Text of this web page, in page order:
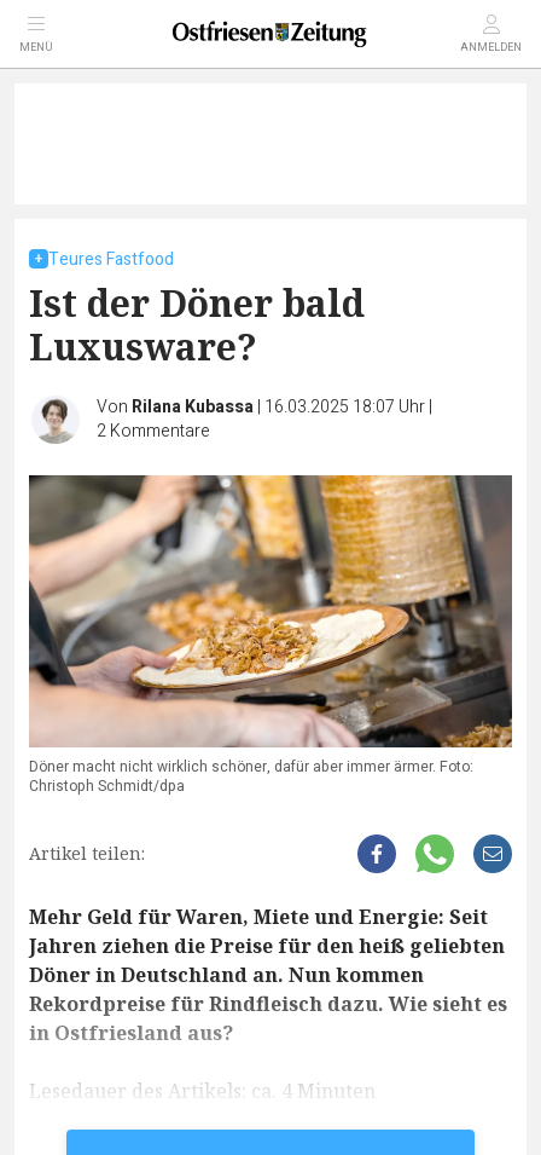
MENÜ ANMELDEN
Teures Fastfood
Ist der Döner bald
Luxusware?
Von Rilana Kubassa| 16.03.2025 18:07 Uhr|
2Kommentare
Döner macht nicht wirklich schöner, dafür aber immer ärmer. Foto:
Christoph Schmidt/dpa
Artikel teilen:
Mehr Geld für Waren, Miete und Energie: Seit
Jahren ziehen die Preise für den heiß geliebten
Döner in Deutschland an. Nun kommen
Rekordpreise für Rindfleisch dazu. Wie sieht es
in Ostfriesland aus?
Lesedauer des Artikels: ca. 4 Minuten